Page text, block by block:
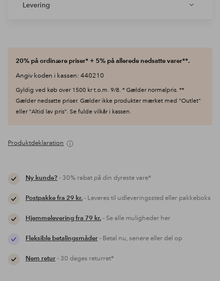
Levering
20% på ordinære priser* + 5% på allerede nedsatte varer**.
Angiv koden i kassen: 440210
Gyldig ved køb over 1500 kr t.o.m. 9/8. * Gælder normalpris. **
Gælder nedsatte priser. Gælder ikke produkter mærket med "Outlet"
eller "Altid lav pris". Se fulde vilkår i kassen.
Produktdeklaration
Ny kunde?- 30% rabat på din dyreste vare*
Postpakke fra 29 kr.- Leveres til udleveringssted eller pakkeboks
Hjemmelevering fra 79 kr.- Se alle muligheder her
Fleksible betalingsmåder- Betal nu, senere eller del op
Nem retur- 30 dages returret*